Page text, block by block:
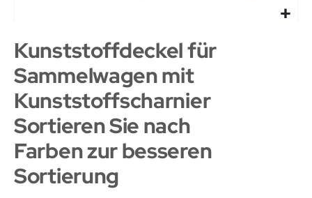
Kunststoffdeckel für
Sammelwagen mit
Kunststoffscharnier
Sortieren Sie nach
Farben zur besseren
Sortierung